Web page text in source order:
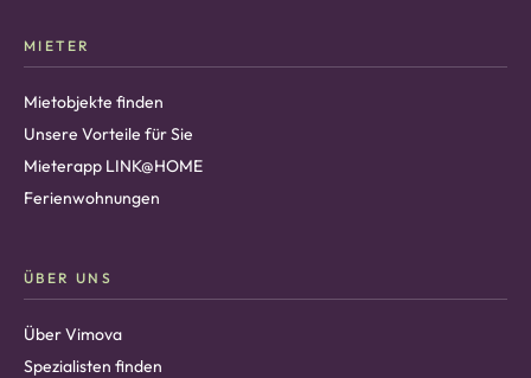
MIETER
Mietobjekte finden
Unsere Vorteile für Sie
Mieterapp LINK@HOME
Ferienwohnungen
ÜBER UNS
Über Vimova
Spezialisten finden